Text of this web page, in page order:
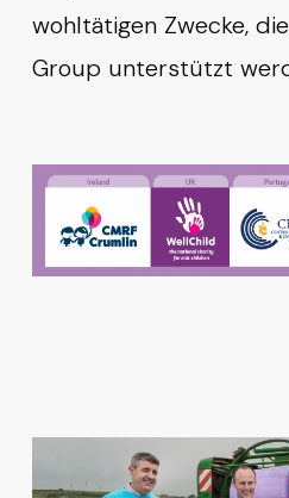
wohltätigen Zwecke,
Group unterstützt